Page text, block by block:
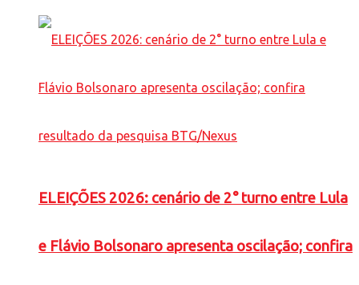
ELEIÇÕES 2026: cenário de 2° turno entre Lula
e Flávio Bolsonaro apresenta oscilação; confira